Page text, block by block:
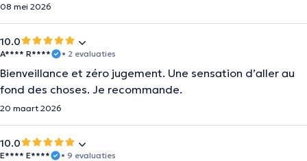
08 mei 2026
10.0
A**** R**** • 2 evaluaties
Bienveillance et zéro jugement. Une sensation d’aller au
fond des choses. Je recommande.
20 maart 2026
10.0
E**** E**** • 9 evaluaties